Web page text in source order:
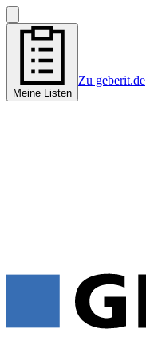
Meine Listen
Zu geberit.de